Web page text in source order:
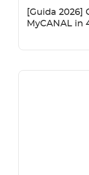
[Guida 2026]
MyCANAL in